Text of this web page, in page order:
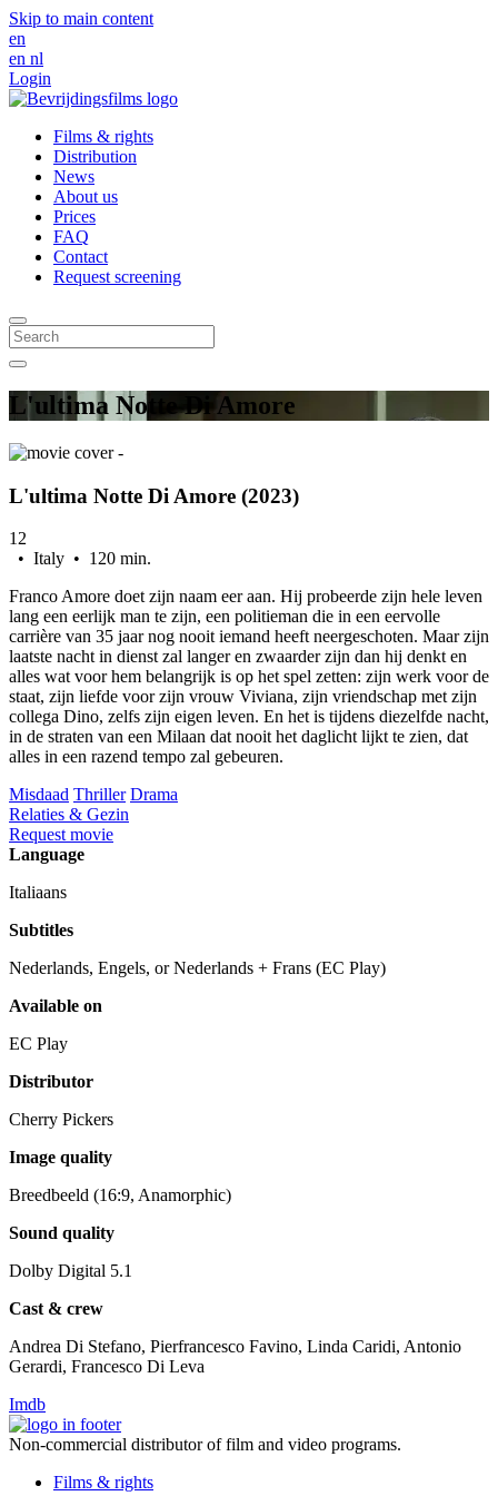
Skip to main content
en
en nl
Login
Films & rights
Distribution
News
About us
Prices
FAQ
Contact
Request screening
L'ultima Notte Di Amore
L'ultima Notte Di Amore (2023)
12
• Italy • 120 min.
Franco Amore doet zijn naam eer aan. Hij probeerde zijn hele leven
lang een eerlijk man te zijn, een politieman die in een eervolle
carrière van 35 jaar nog nooit iemand heeft neergeschoten. Maar zijn
laatste nacht in dienst zal langer en zwaarder zijn dan hij denkt en
alles wat voor hem belangrijk is op het spel zetten: zijn werk voor de
staat, zijn liefde voor zijn vrouw Viviana, zijn vriendschap met zijn
collega Dino, zelfs zijn eigen leven. En het is tijdens diezelfde nacht,
in de straten van een Milaan dat nooit het daglicht lijkt te zien, dat
alles in een razend tempo zal gebeuren.
Misdaad Thriller Drama
Relaties & Gezin
Request movie
Language
Italiaans
Subtitles
Nederlands, Engels, or Nederlands + Frans (EC Play)
Available on
EC Play
Distributor
Cherry Pickers
Image quality
Breedbeeld (16:9, Anamorphic)
Sound quality
Dolby Digital 5.1
Cast & crew
Andrea Di Stefano, Pierfrancesco Favino, Linda Caridi, Antonio
Gerardi, Francesco Di Leva
Imdb
Non-commercial distributor of film and video programs.
Films & rights